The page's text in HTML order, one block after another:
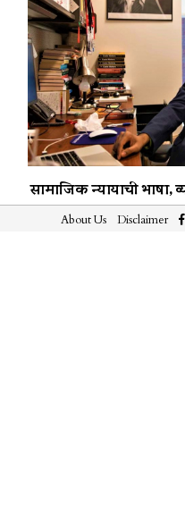
सामाजिक न्यायाची
About Us Disclaimer